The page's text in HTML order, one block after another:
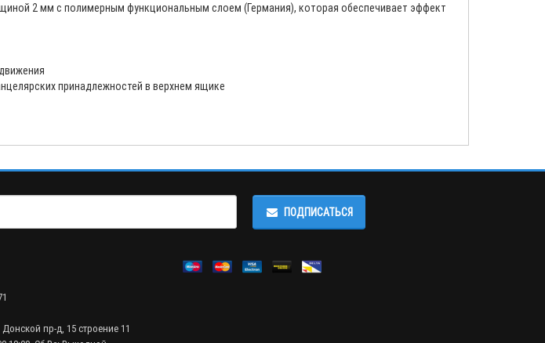
2 мм с полимерным функциональным слоем (Германия), которая обеспечивает эффект
принадлежностей в верхнем ящике
ПОДПИСАТЬСЯ
пр-д, 15 строение 11